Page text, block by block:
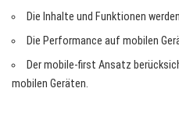
Die Inhalte und Funktionen
Die Performance auf mobilen
Der mobile-first Ansatz
mobilen Geräten.